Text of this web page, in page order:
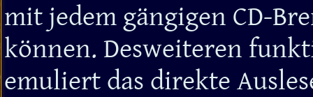
mit jedem gängigen CD-
können. Desweiteren
emuliert das direkte